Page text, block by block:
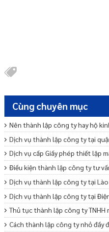
Cùng chuyên mục
Nên thành lập công ty hay hộ
Dịch vụ thành lập công ty tại
Dịch vụ cấp Giấy phép thiết lập
Điều kiện thành lập công ty tư
Dịch vụ thành lập công ty tại
Dịch vụ thành lập công ty tại
Thủ tục thành lập công ty
Cách thành lập công ty nhỏ đầy